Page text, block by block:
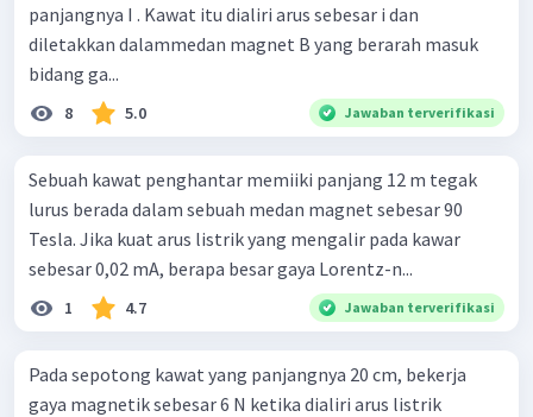
panjangnya I . Kawat itu dialiri arus sebesar i dan
diletakkan dalammedan magnet B yang berarah masuk
bidang ga...
8 5.0 Jawaban terverifikasi
Sebuah kawat penghantar memiiki panjang 12 m tegak
lurus berada dalam sebuah medan magnet sebesar 90
Tesla. Jika kuat arus listrik yang mengalir pada kawar
sebesar 0,02 mA, berapa besar gaya Lorentz-n...
1 4.7 Jawaban terverifikasi
Pada sepotong kawat yang panjangnya 20 cm, bekerja
gaya magnetik sebesar 6 N ketika dialiri arus listrik